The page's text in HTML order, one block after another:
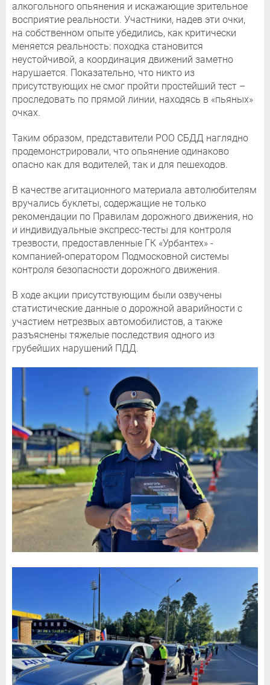
алкогольного опьянения и искажающие зрительное
восприятие реальности. Участники, надев эти очки,
на собственном опыте убедились, как критически
меняется реальность: походка становится
неустойчивой, а координация движений заметно
нарушается. Показательно, что никто из
присутствующих не смог пройти простейший тест –
проследовать по прямой линии, находясь в «пьяных»
очках.
Таким образом, представители РОО СБДД наглядно
продемонстрировали, что опьянение одинаково
опасно как для водителей, так и для пешеходов.
В качестве агитационного материала автолюбителям
вручались буклеты, содержащие не только
рекомендации по Правилам дорожного движения, но
и индивидуальные экспресс-тесты для контроля
трезвости, предоставленные ГК «Урбантех» -
компанией-оператором Подмосковной системы
контроля безопасности дорожного движения.
В ходе акции присутствующим были озвучены
статистические данные о дорожной аварийности с
участием нетрезвых автомобилистов, а также
разъяснены тяжелые последствия одного из
грубейших нарушений ПДД.